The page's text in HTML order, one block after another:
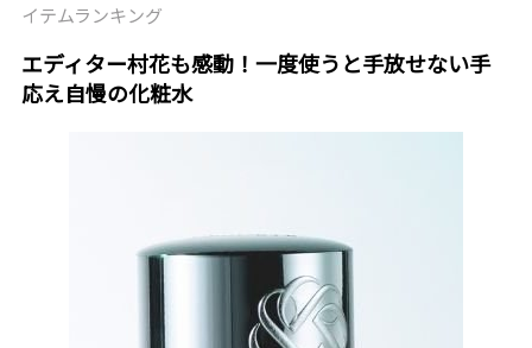
イテムランキング
エディター村花も感動！一度使うと手放せない手
応え自慢の化粧水